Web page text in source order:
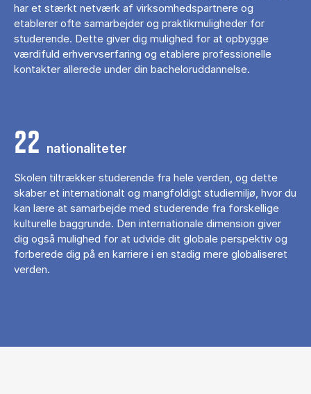
har et stærkt netværk af virksomhedspartnere og
etablerer ofte samarbejder og praktikmuligheder for
studerende. Dette giver dig mulighed for at opbygge
værdifuld erhvervserfaring og etablere professionelle
kontakter allerede under din bacheloruddannelse.
22 nationaliteter
Skolen tiltrækker studerende fra hele verden, og dette
skaber et internationalt og mangfoldigt studiemiljø, hvor du
kan lære at samarbejde med studerende fra forskellige
kulturelle baggrunde. Den internationale dimension giver
dig også mulighed for at udvide dit globale perspektiv og
forberede dig på en karriere i en stadig mere globaliseret
verden.